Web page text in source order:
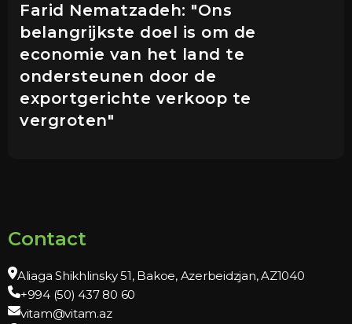
Farid Nematzadeh: "Ons
belangrijkste doel is om de
economie van het land te
ondersteunen door de
exportgerichte verkoop te
vergroten"
Contact
Aliaga Shikhlinsky 51, Bakoe, Azerbeidzjan, AZ1040
+994 (50) 437 80 60
vitam@vitam.az